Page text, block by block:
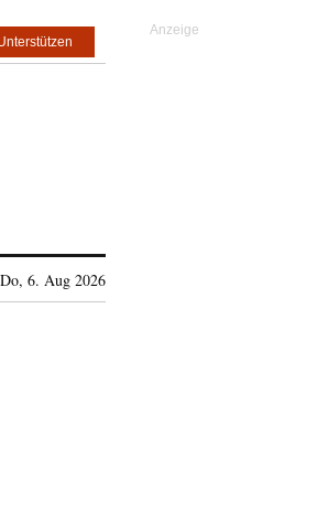
Do, 6. Aug 2026